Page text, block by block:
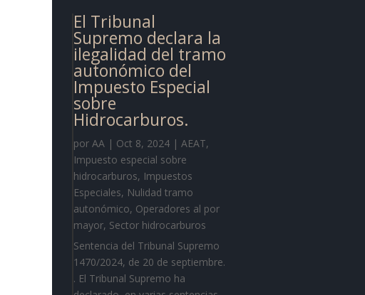
El Tribunal
Supremo declara la
ilegalidad del tramo
autonómico del
Impuesto Especial
sobre
Hidrocarburos.
porAA | Oct 8, 2024 |AEAT,
Impuesto especial sobre
hidrocarburos, Impuestos
Especiales, Nulidad tramo
autonómico, Operadores al por
mayor, Sector hidrocarburos
Sentencia del Tribunal Supremo
1470/2024, de 20 de septiembre​.
. El Tribunal Supremo ha